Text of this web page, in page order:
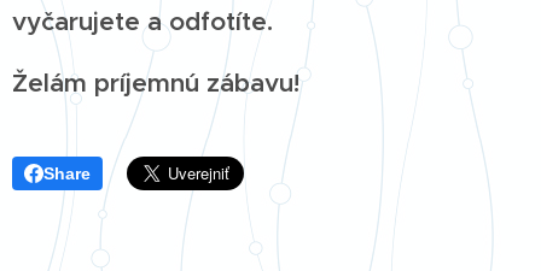
vyčarujete a odfotíte.
Želám príjemnú zábavu!
Share